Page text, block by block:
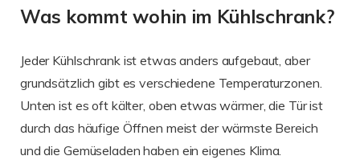
Was kommt wohin im Kühlschrank?
Jeder Kühlschrank ist etwas anders aufgebaut, aber
grundsätzlich gibt es verschiedene Temperaturzonen.
Unten ist es oft kälter, oben etwas wärmer, die Tür ist
durch das häufige Öffnen meist der wärmste Bereich
und die Gemüseladen haben ein eigenes Klima.